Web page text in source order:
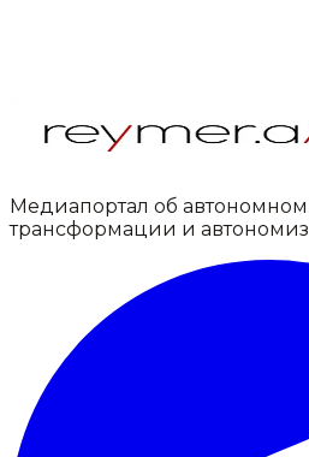
Медиапортал об автономном
трансформации и